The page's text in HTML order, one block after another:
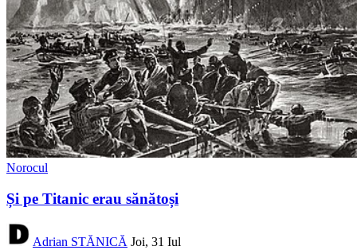
Norocul
Și pe Titanic erau sănătoși
Adrian STĂNICĂ Joi, 31 Iul